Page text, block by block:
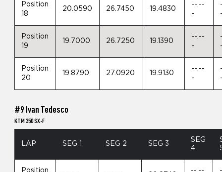
Position
18
20.0590 26.7450 19.4830
--.--
-
Position
19
19.7000 26.7250 19.1390
--.--
-
Position
20
19.8790 27.0920 19.9130
--.--
-
#9 Ivan Tedesco
KTM 350 SX-F
LAP SEG 1 SEG 2 SEG 3
SEG
4
Position
--.--